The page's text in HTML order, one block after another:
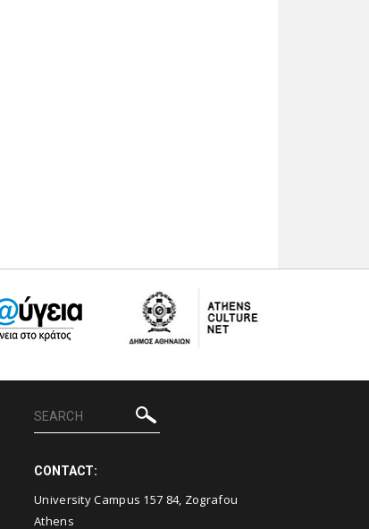
CONTACT:
University Campus 157 84, Zografou
Athens